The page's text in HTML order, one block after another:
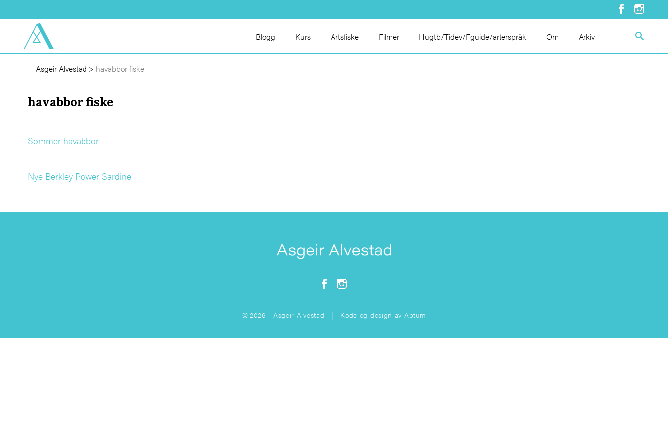
Blogg Kurs Artsfiske Filmer Hugtb/Tidev/Fguide/arterspråk Om Arkiv
Asgeir Alvestad > havabbor fiske
havabbor fiske
Sommer havabbor
Nye Berkley Power Sardine
© 2026 - Asgeir Alvestad | Kode og design av Aptum